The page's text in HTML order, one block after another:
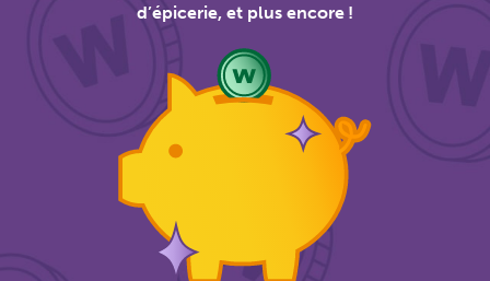
Cartes-cadeaux
FAQ
S'identifier
d’épicerie, et plus encore !